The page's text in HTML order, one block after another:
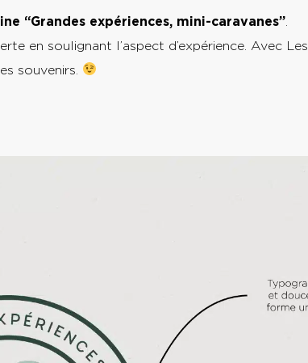
“Grandes expériences, mini-caravanes”.
en soulignant l’aspect d’expérience. Avec Les
souvenirs.